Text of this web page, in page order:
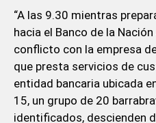
“A las 9.30 mientras
hacia el Banco de la
conflicto con la empresa
que presta servicios de
entidad bancaria ubicada
15, un grupo de 20
identificados, descienden